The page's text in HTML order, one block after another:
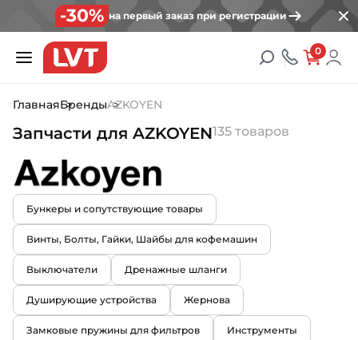
-30% на первый заказ при регистрации
0
ГлавнаяБрендыAZKOYEN
Запчасти для AZKOYEN135 товаров
Бункеры и сопутствующие товары
Винты, Болты, Гайки, Шайбы для кофемашин
Выключатели Дренажные шланги
Душирующие устройства Жернова
Замковые пружины для фильтров Инструменты